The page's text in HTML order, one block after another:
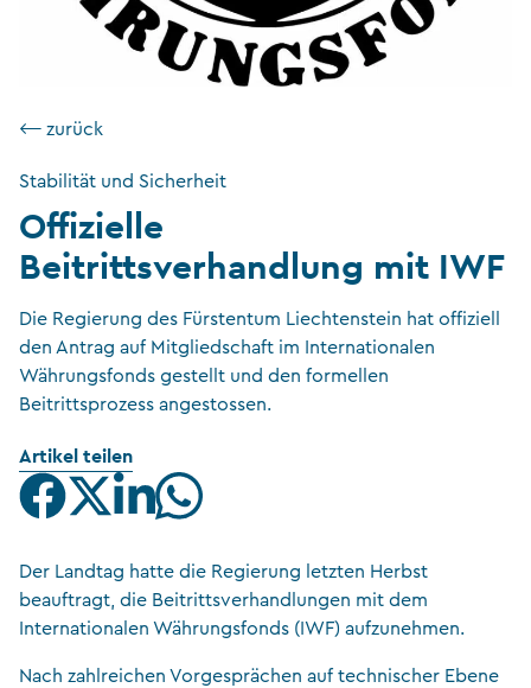
⟵ zurück
Stabilität und Sicherheit
Offizielle
Beitrittsverhandlung mit IWF
Die Regierung des Fürstentum Liechtenstein hat offiziell
den Antrag auf Mitgliedschaft im Internationalen
Währungsfonds gestellt und den formellen
Beitrittsprozess angestossen.
Artikel teilen
Der Landtag hatte die Regierung letzten Herbst
beauftragt, die Beitrittsverhandlungen mit dem
Internationalen Währungsfonds (IWF) aufzunehmen.
Nach zahlreichen Vorgesprächen auf technischer Ebene